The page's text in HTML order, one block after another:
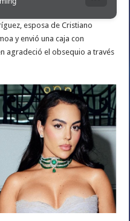
esposa de Cristiano
y envió una caja con
agradeció el obsequio a través